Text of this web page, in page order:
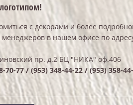
с декорами и более
в нашем офисе по
пр. д.2 БЦ "НИКА" оф.406
70-77 / (953) 348-44-22 / (953) 358-